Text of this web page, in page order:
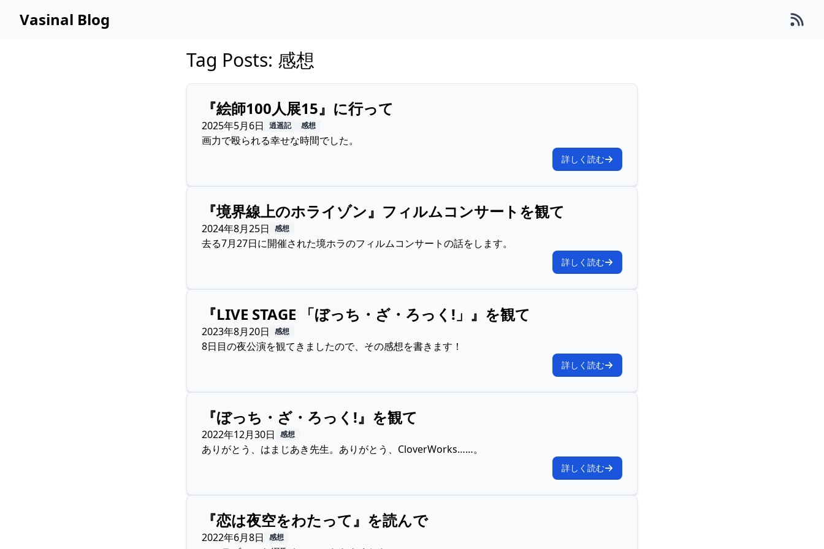
Vasinal Blog
Tag Posts: 感想
『絵師100人展15』に行って
2025年5月6日 逍遥記 感想
画力で殴られる幸せな時間でした。
詳しく読む
『境界線上のホライゾン』フィルムコンサートを観て
2024年8月25日 感想
去る7月27日に開催された境ホラのフィルムコンサートの話をします。
詳しく読む
『LIVE STAGE 「ぼっち・ざ・ろっく!」』を観て
2023年8月20日 感想
8日目の夜公演を観てきましたので、その感想を書きます！
詳しく読む
『ぼっち・ざ・ろっく!』を観て
2022年12月30日 感想
ありがとう、はまじあき先生。ありがとう、CloverWorks……。
詳しく読む
『恋は夜空をわたって』を読んで
2022年6月8日 感想